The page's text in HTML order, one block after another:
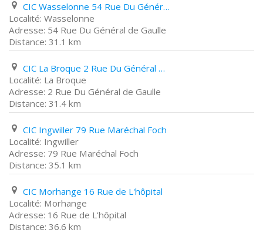
CIC Wasselonne 54 Rue Du Général de Gaulle
Wasselonne
54 Rue Du Général de Gaulle
31.1 km
CIC La Broque 2 Rue Du Général de Gaulle
La Broque
2 Rue Du Général de Gaulle
31.4 km
CIC Ingwiller 79 Rue Maréchal Foch
Ingwiller
79 Rue Maréchal Foch
35.1 km
CIC Morhange 16 Rue de L'hôpital
Morhange
16 Rue de L'hôpital
36.6 km